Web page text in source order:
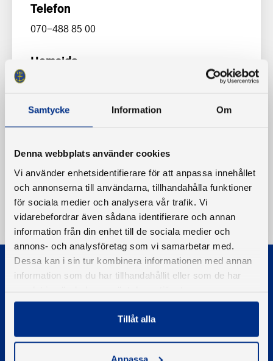
Samtycke Information Om
Denna webbplats använder cookies
Vi använder enhetsidentifierare för att anpassa innehållet
och annonserna till användarna, tillhandahålla funktioner
för sociala medier och analysera vår trafik. Vi
vidarebefordrar även sådana identifierare och annan
information från din enhet till de sociala medier och
annons- och analysföretag som vi samarbetar med.
Dessa kan i sin tur kombinera informationen med annan
information som du har tillhandahållit eller som de har
Tillåt alla
Anpassa
Telefon
070-488 85 00
Hemsida
Information om cookies